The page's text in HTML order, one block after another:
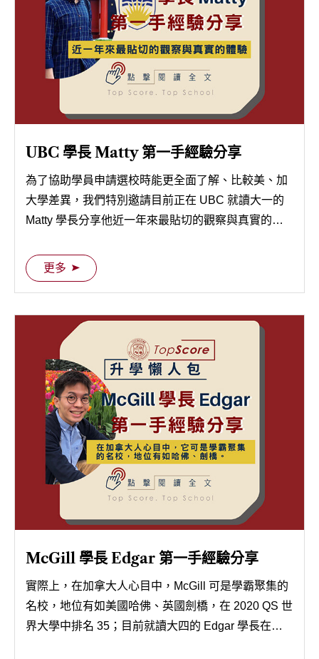
UBC 學長 Matty 第一手經驗分享
為了協助學員申請選校時能更全面了解、比較美、加
大學差異，我們特別邀請目前正在 UBC 就讀大一的
Matty 學長分享他近一年來最貼切的觀察與真實的體
更多
McGill 學長 Edgar 第一手經驗分享
實際上，在加拿大人心目中，McGill 可是學霸聚集的
名校，地位有如美國哈佛、英國劍橋，在 2020 QS 世
界大學中排名 35；目前就讀大四的 Edgar 學長在